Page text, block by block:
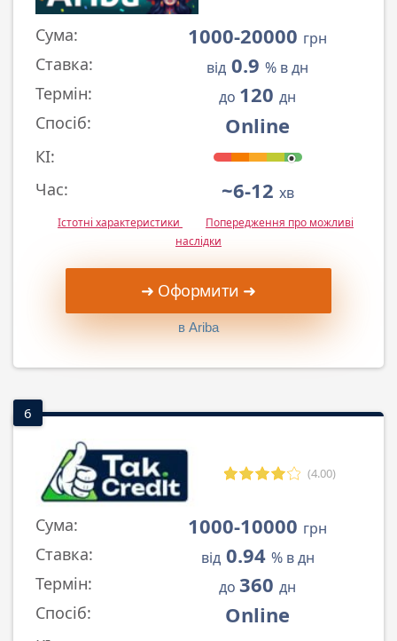
Сума: 1000-20000 грн
Ставка: від 0.9 % в дн
Термін: до 120 дн
Спосіб: Online
КІ:
Час:
~6-12 хв
Істотні характеристики
Попередження про можливі
наслідки
➜ Оформити ➜
в Ariba
6
(4.00)
Сума: 1000-10000 грн
Ставка: від0.94 % в дн
Термін: до 360 дн
Спосіб: Online